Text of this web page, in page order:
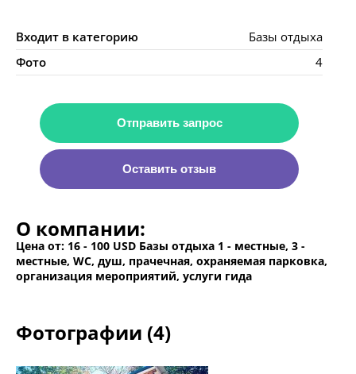
Входит в категорию
Базы отдыха
Фото
4
Отправить запрос
Оставить отзыв
О компании:
Цена от: 16 - 100 USD Базы отдыха 1 - местные, 3 -
местные, WC, душ, прачечная, охраняемая парковка,
организация мероприятий, услуги гида
Фотографии (4)